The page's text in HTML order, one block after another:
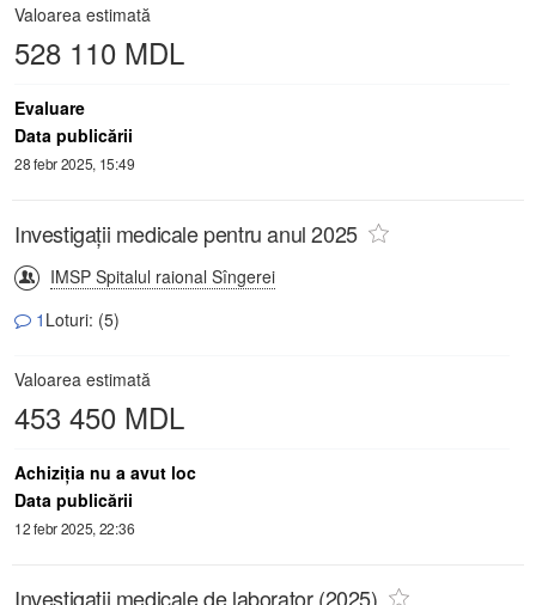
Valoarea estimată
528 110 MDL
Evaluare
Data publicării
28 febr 2025, 15:49
Investigații medicale pentru anul 2025
IMSP Spitalul raional Sîngerei
1 Loturi: (5)
Valoarea estimată
453 450 MDL
Achiziţia nu a avut loc
Data publicării
12 febr 2025, 22:36
Investigații medicale de laborator (2025)